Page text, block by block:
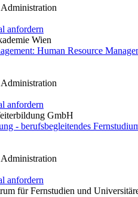
anfordern
Wien
Human Resource
anfordern
GmbH
- berufsbegleitendes
anfordern
für Fernstudien und